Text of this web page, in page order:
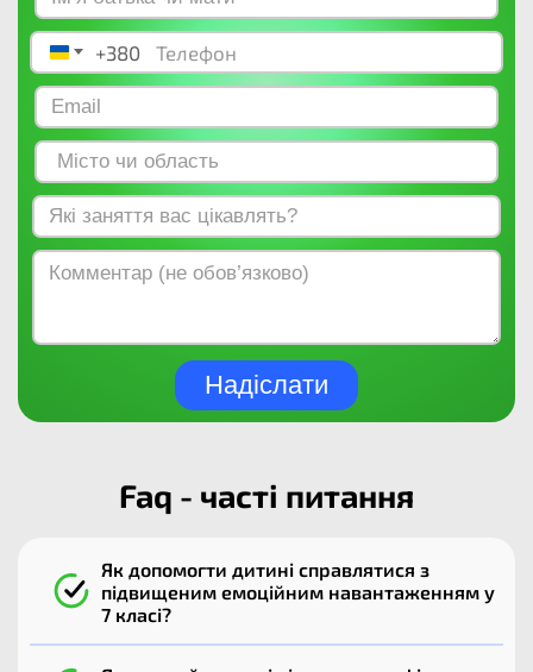
Ukraine +380
+380
Надіслати
Faq - часті питання
Як допомогти дитині справлятися з
підвищеним емоційним навантаженням у
7 класі?